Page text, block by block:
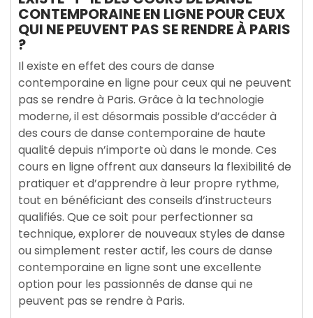
CONTEMPORAINE EN LIGNE POUR CEUX
QUI NE PEUVENT PAS SE RENDRE À PARIS
?
Il existe en effet des cours de danse
contemporaine en ligne pour ceux qui ne peuvent
pas se rendre à Paris. Grâce à la technologie
moderne, il est désormais possible d’accéder à
des cours de danse contemporaine de haute
qualité depuis n’importe où dans le monde. Ces
cours en ligne offrent aux danseurs la flexibilité de
pratiquer et d’apprendre à leur propre rythme,
tout en bénéficiant des conseils d’instructeurs
qualifiés. Que ce soit pour perfectionner sa
technique, explorer de nouveaux styles de danse
ou simplement rester actif, les cours de danse
contemporaine en ligne sont une excellente
option pour les passionnés de danse qui ne
peuvent pas se rendre à Paris.